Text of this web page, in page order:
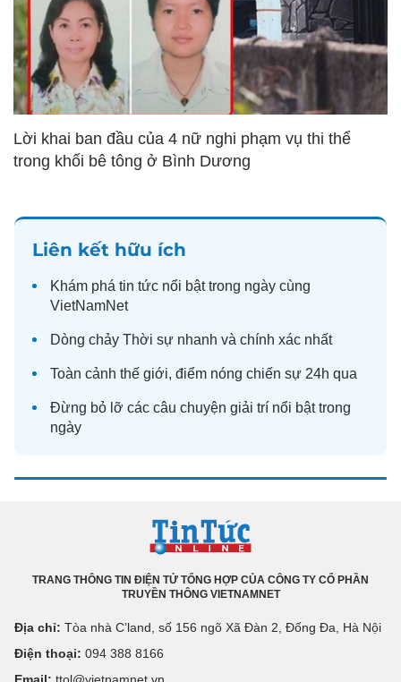
Lời khai ban đầu của 4 nữ nghi phạm vụ thi thể
trong khối bê tông ở Bình Dương
Liên kết hữu ích
Khám phá tin tức nổi bật trong ngày cùng
VietNamNet
Dòng chảy Thời sự nhanh và chính xác nhất
Toàn cảnh thế giới, điểm nóng chiến sự 24h qua
Đừng bỏ lỡ các câu chuyện giải trí nổi bật trong
ngày
TRANG THÔNG TIN ĐIỆN TỬ TỔNG HỢP CỦA CÔNG TY CỔ PHẦN
TRUYỀN THÔNG VIETNAMNET
Địa chỉ: Tòa nhà C’land, số 156 ngõ Xã Đàn 2, Đống Đa, Hà Nội
Điện thoại: 094 388 8166